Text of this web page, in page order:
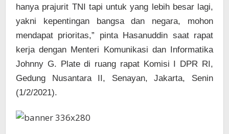
hanya prajurit TNI tapi untuk yang lebih besar lagi,
yakni kepentingan bangsa dan negara, mohon
mendapat prioritas,” pinta Hasanuddin saat rapat
kerja dengan Menteri Komunikasi dan Informatika
Johnny G. Plate di ruang rapat Komisi I DPR RI,
Gedung Nusantara II, Senayan, Jakarta, Senin
(1/2/2021).